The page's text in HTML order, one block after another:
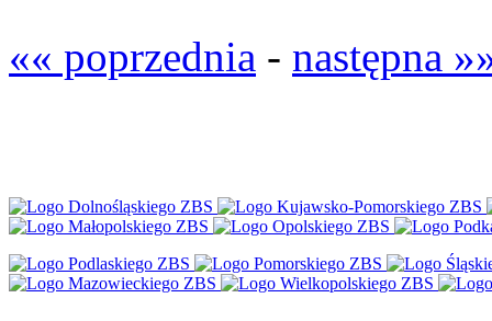
«« poprzednia - następna